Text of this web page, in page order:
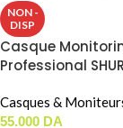
NON -
DISP
Casque
Professional
Casques &
55.000 DA